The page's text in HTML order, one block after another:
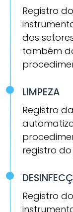
Registro
dos
também
LIMPEZA
Registro
registro
Registro